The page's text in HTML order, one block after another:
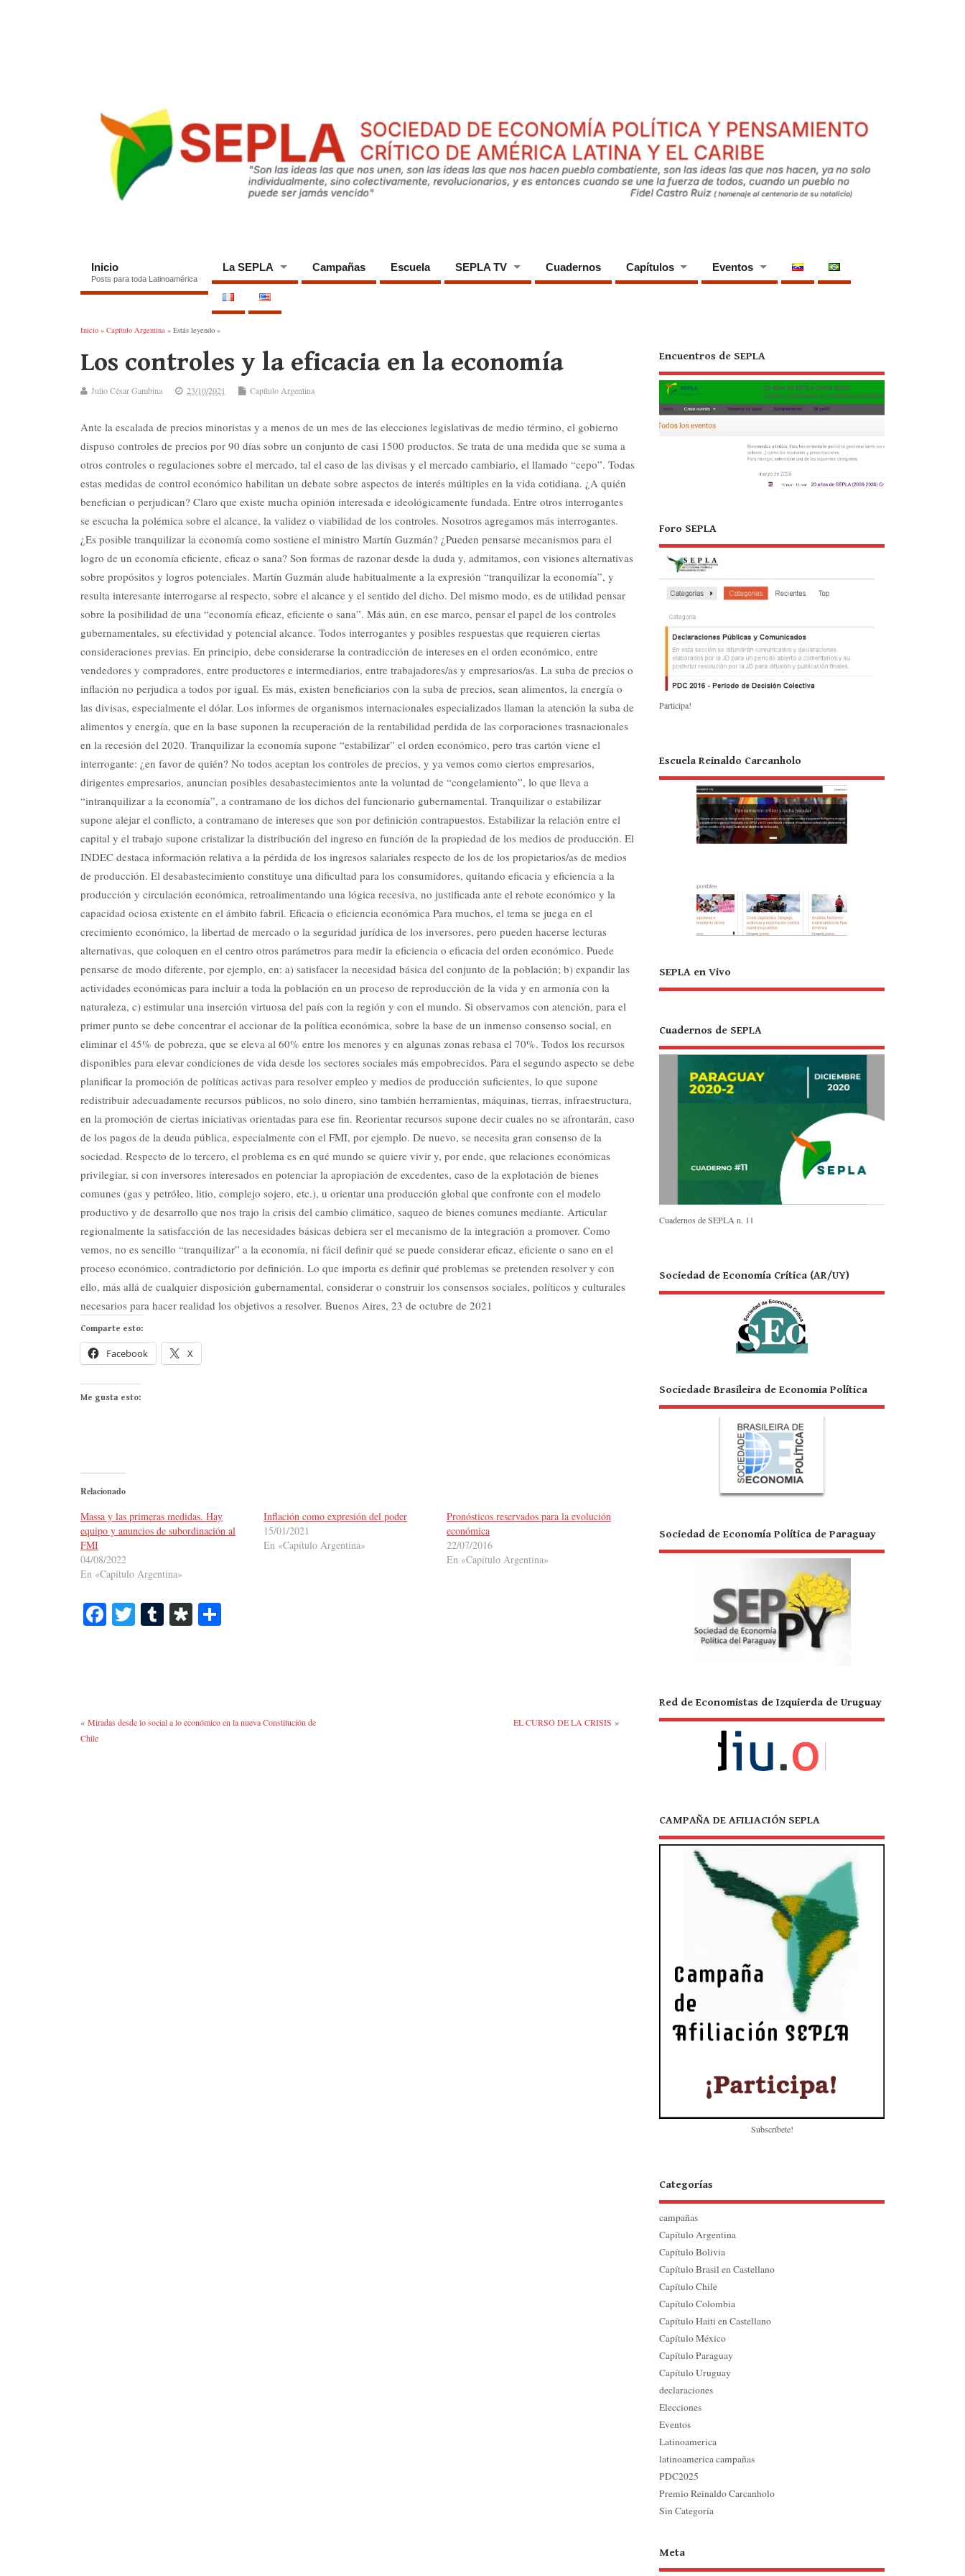
Inicio
Posts para toda Latinoamérica
La SEPLA Campañas Escuela SEPLA TV Cuadernos Capítulos Eventos
Inicio » Capítulo Argentina » Estás leyendo »
Los controles y la eficacia en la economía
Julio César Gambina 23/10/2021 Capítulo Argentina
Ante la escalada de precios minoristas y a menos de un mes de las elecciones legislativas de medio término, el gobierno
dispuso controles de precios por 90 días sobre un conjunto de casi 1500 productos. Se trata de una medida que se suma a
otros controles o regulaciones sobre el mercado, tal el caso de las divisas y el mercado cambiario, el llamado “cepo”. Todas
estas medidas de control económico habilitan un debate sobre aspectos de interés múltiples en la vida cotidiana. ¿A quién
benefician o perjudican? Claro que existe mucha opinión interesada e ideológicamente fundada. Entre otros interrogantes
se escucha la polémica sobre el alcance, la validez o viabilidad de los controles. Nosotros agregamos más interrogantes.
¿Es posible tranquilizar la economía como sostiene el ministro Martín Guzmán? ¿Pueden pensarse mecanismos para el
logro de un economía eficiente, eficaz o sana? Son formas de razonar desde la duda y, admitamos, con visiones alternativas
sobre propósitos y logros potenciales. Martín Guzmán alude habitualmente a la expresión “tranquilizar la economía”, y
resulta interesante interrogarse al respecto, sobre el alcance y el sentido del dicho. Del mismo modo, es de utilidad pensar
sobre la posibilidad de una “economía eficaz, eficiente o sana”. Más aún, en ese marco, pensar el papel de los controles
gubernamentales, su efectividad y potencial alcance. Todos interrogantes y posibles respuestas que requieren ciertas
consideraciones previas. En principio, debe considerarse la contradicción de intereses en el orden económico, entre
vendedores y compradores, entre productores e intermediarios, entre trabajadores/as y empresarios/as. La suba de precios o
inflación no perjudica a todos por igual. Es más, existen beneficiarios con la suba de precios, sean alimentos, la energía o
las divisas, especialmente el dólar. Los informes de organismos internacionales especializados llaman la atención la suba de
alimentos y energía, que en la base suponen la recuperación de la rentabilidad perdida de las corporaciones trasnacionales
en la recesión del 2020. Tranquilizar la economía supone “estabilizar” el orden económico, pero tras cartón viene el
interrogante: ¿en favor de quién? No todos aceptan los controles de precios, y ya vemos como ciertos empresarios,
dirigentes empresarios, anuncian posibles desabastecimientos ante la voluntad de “congelamiento”, lo que lleva a
“intranquilizar a la economía”, a contramano de los dichos del funcionario gubernamental. Tranquilizar o estabilizar
supone alejar el conflicto, a contramano de intereses que son por definición contrapuestos. Estabilizar la relación entre el
capital y el trabajo supone cristalizar la distribución del ingreso en función de la propiedad de los medios de producción. El
INDEC destaca información relativa a la pérdida de los ingresos salariales respecto de los de los propietarios/as de medios
de producción. El desabastecimiento constituye una dificultad para los consumidores, quitando eficacia y eficiencia a la
producción y circulación económica, retroalimentando una lógica recesiva, no justificada ante el rebote económico y la
capacidad ociosa existente en el ámbito fabril. Eficacia o eficiencia económica Para muchos, el tema se juega en el
crecimiento económico, la libertad de mercado o la seguridad jurídica de los inversores, pero pueden hacerse lecturas
alternativas, que coloquen en el centro otros parámetros para medir la eficiencia o eficacia del orden económico. Puede
pensarse de modo diferente, por ejemplo, en: a) satisfacer la necesidad básica del conjunto de la población; b) expandir las
actividades económicas para incluir a toda la población en un proceso de reproducción de la vida y en armonía con la
naturaleza, c) estimular una inserción virtuosa del país con la región y con el mundo. Si observamos con atención, para el
primer punto se debe concentrar el accionar de la política económica, sobre la base de un inmenso consenso social, en
eliminar el 45% de pobreza, que se eleva al 60% entre los menores y en algunas zonas rebasa el 70%. Todos los recursos
disponibles para elevar condiciones de vida desde los sectores sociales más empobrecidos. Para el segundo aspecto se debe
planificar la promoción de políticas activas para resolver empleo y medios de producción suficientes, lo que supone
redistribuir adecuadamente recursos públicos, no solo dinero, sino también herramientas, máquinas, tierras, infraestructura,
en la promoción de ciertas iniciativas orientadas para ese fin. Reorientar recursos supone decir cuales no se afrontarán, caso
de los pagos de la deuda pública, especialmente con el FMI, por ejemplo. De nuevo, se necesita gran consenso de la
sociedad. Respecto de lo tercero, el problema es en qué mundo se quiere vivir y, por ende, que relaciones económicas
privilegiar, si con inversores interesados en potenciar la apropiación de excedentes, caso de la explotación de bienes
comunes (gas y petróleo, litio, complejo sojero, etc.), u orientar una producción global que confronte con el modelo
productivo y de desarrollo que nos trajo la crisis del cambio climático, saqueo de bienes comunes mediante. Articular
regionalmente la satisfacción de las necesidades básicas debiera ser el mecanismo de la integración a promover. Como
vemos, no es sencillo “tranquilizar” a la economía, ni fácil definir qué se puede considerar eficaz, eficiente o sano en el
proceso económico, contradictorio por definición. Lo que importa es definir qué problemas se pretenden resolver y con
ello, más allá de cualquier disposición gubernamental, considerar o construir los consensos sociales, políticos y culturales
necesarios para hacer realidad los objetivos a resolver. Buenos Aires, 23 de octubre de 2021
Comparte esto:
Facebook X
Me gusta esto:
Relacionado
Massa y las primeras medidas. Hay
equipo y anuncios de subordinación al
FMI
04/08/2022
En «Capítulo Argentina»
Inflación como expresión del poder
15/01/2021
En «Capítulo Argentina»
Pronósticos reservados para la evolución
económica
22/07/2016
En «Capítulo Argentina»
Fa T T Di
r
« Miradas desde lo social a lo económico en la nueva Constitución de
Chile
EL CURSO DE LA CRISIS »
Encuentros de SEPLA
Foro SEPLA
Participa!
Escuela Reinaldo Carcanholo
SEPLA en Vivo
Cuadernos de SEPLA
Cuadernos de SEPLA n. 11
Sociedad de Economía Crítica (AR/UY)
Sociedade Brasileira de Economia Política
Sociedad de Economía Política de Paraguay
Red de Economistas de Izquierda de Uruguay
CAMPAÑA DE AFILIACIÓN SEPLA
Subscríbete!
Categorías
campañas
Capítulo Argentina
Capítulo Bolivia
Capítulo Brasil en Castellano
Capítulo Chile
Capítulo Colombia
Capítulo Haiti en Castellano
Capítulo México
Capítulo Paraguay
Capítulo Uruguay
declaraciones
Elecciones
Eventos
Latinoamerica
latinoamerica campañas
PDC2025
Premio Reinaldo Carcanholo
Sin Categoría
Meta